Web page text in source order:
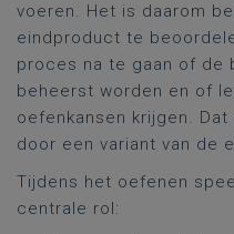
voeren. Het is daarom
eindproduct te
proces na te gaan of de
beheerst worden en of
oefenkansen krijgen.
door een variant van de
Tijdens het oefenen
centrale rol: